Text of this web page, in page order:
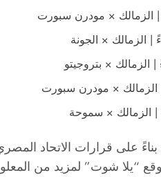
على قرارات الاتحاد
“يلا شوت” لمزيد من